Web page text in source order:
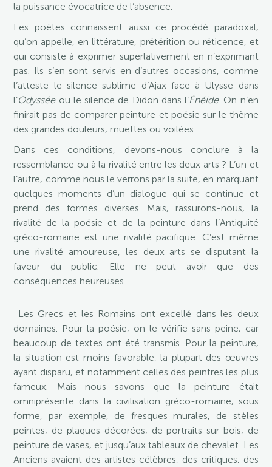
la puissance évocatrice de l’absence.
Les poètes connaissent aussi ce procédé paradoxal,
qu’on appelle, en littérature, prétérition ou réticence, et
qui consiste à exprimer superlativement en n’exprimant
pas. Ils s’en sont servis en d’autres occasions, comme
l’atteste le silence sublime d’Ajax face à Ulysse dans
l’Odysséeou le silence de Didon dans l’Énéide. On n’en
finirait pas de comparer peinture et poésie sur le thème
des grandes douleurs, muettes ou voilées.
Dans ces conditions, devons-nous conclure à la
ressemblance ou à la rivalité entre les deux arts ? L’un et
l’autre, comme nous le verrons par la suite, en marquant
quelques moments d’un dialogue qui se continue et
prend des formes diverses. Mais, rassurons-nous, la
rivalité de la poésie et de la peinture dans l’Antiquité
gréco-romaine est une rivalité pacifique. C’est même
une rivalité amoureuse, les deux arts se disputant la
faveur du public. Elle ne peut avoir que des
conséquences heureuses.
Les Grecs et les Romains ont excellé dans les deux
domaines. Pour la poésie, on le vérifie sans peine, car
beaucoup de textes ont été transmis. Pour la peinture,
la situation est moins favorable, la plupart des œuvres
ayant disparu, et notamment celles des peintres les plus
fameux. Mais nous savons que la peinture était
omniprésente dans la civilisation gréco-romaine, sous
forme, par exemple, de fresques murales, de stèles
peintes, de plaques décorées, de portraits sur bois, de
peinture de vases, et jusqu’aux tableaux de chevalet. Les
Anciens avaient des artistes célèbres, des critiques, des